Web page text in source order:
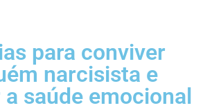
para conviver
narcisista e
saúde emocional